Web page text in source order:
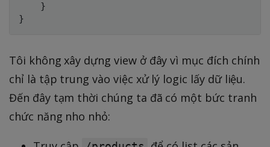
}
}
Tôi không xây dựng view ở đây vì mục đích chính
chỉ là tập trung vào việc xử lý logic lấy dữ liệu.
Đến đây tạm thời chúng ta đã có một bức tranh
chức năng nho nhỏ: